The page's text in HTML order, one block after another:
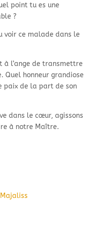
point tu es une
?
voir ce malade dans le
à l’ange de transmettre
Quel honneur grandiose
paix de la part de son
dans le cœur, agissons
à notre Maître.
Majaliss